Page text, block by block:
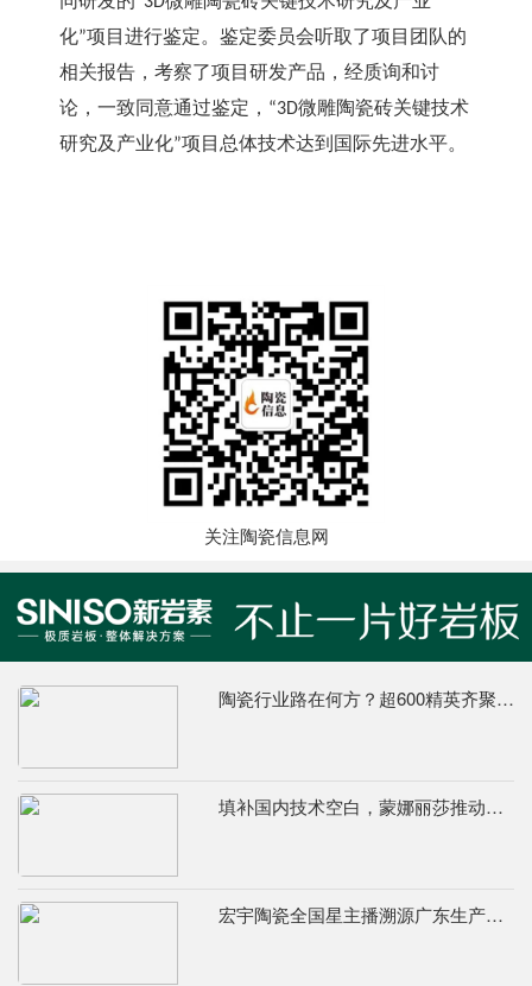
化”项目进行鉴定。鉴定委员会听取了项目团队的
相关报告，考察了项目研发产品，经质询和讨
论，一致同意通过鉴定， “3D微雕陶瓷砖关键技术
研究及产业化”项目总体技术达到国际先进水平。
关注陶瓷信息网
陶瓷行业路在何方？超600精英齐聚陶业年度思想盛会，樊纲、何乾、龙建刚献智破局
填补国内技术空白，蒙娜丽莎推动国际标准落地本地国标
宏宇陶瓷全国星主播溯源广东生产基地，进阶ROI长效变现新路径